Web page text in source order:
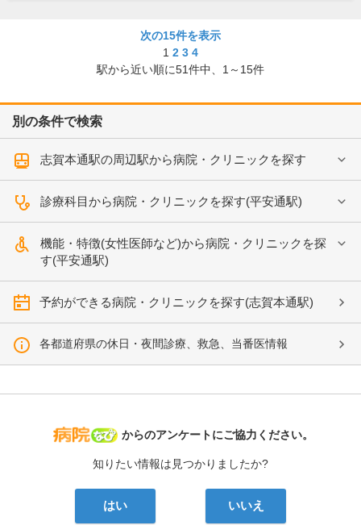
次の15件を表示
1 2 3 4
駅から近い順に51件中、 1～15件
別の条件で検索
志賀本通駅の周辺駅から病院・クリニックを探す
診療科目から病院・クリニックを探す(平安通駅)
機能・特徴(女性医師など)から病院・クリニックを探
す(平安通駅)
予約ができる病院・クリニックを探す(志賀本通駅)
各都道府県の休日・夜間診療、救急、当番医情報
病院なび
からのアンケートにご協力ください。
知りたい情報は見つかりましたか?
はい いいえ